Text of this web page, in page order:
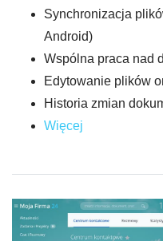
Synchronizacja
Android)
Wspólna praca nad
Edytowanie plików
Historia zmian
Więcej